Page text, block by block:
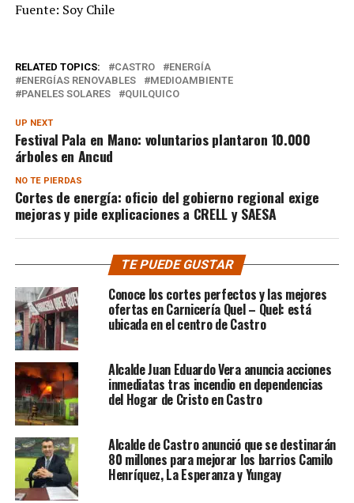
Fuente: Soy Chile
RELATED TOPICS: CASTRO
ENERGÍA
ENERGÍAS RENOVABLES
MEDIOAMBIENTE
PANELES SOLARES
QUILQUICO
UP NEXT
Festival Pala en Mano: voluntarios plantaron 10.000
árboles en Ancud
NO TE PIERDAS
Cortes de energía: oficio del gobierno regional exige
mejoras y pide explicaciones a CRELL y SAESA
TE PUEDE GUSTAR
Conoce los cortes perfectos y las mejores
ofertas en Carnicería Quel – Quel: está
ubicada en el centro de Castro
Alcalde Juan Eduardo Vera anuncia acciones
inmediatas tras incendio en dependencias
del Hogar de Cristo en Castro
Alcalde de Castro anunció que se destinarán
80 millones para mejorar los barrios Camilo
Henríquez, La Esperanza y Yungay